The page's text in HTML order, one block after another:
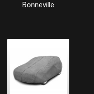
Bonneville